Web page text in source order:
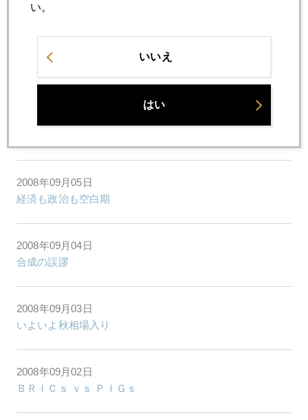
selling climax セリングクライマックスは？
2008年09月09日
2008年09月05日
経済も政治も空白期
2008年09月04日
合成の誤謬
2008年09月03日
いよいよ秋相場入り
2008年09月02日
ＢＲＩＣｓ ｖｓ ＰＩＧｓ
い。
いいえ
はい